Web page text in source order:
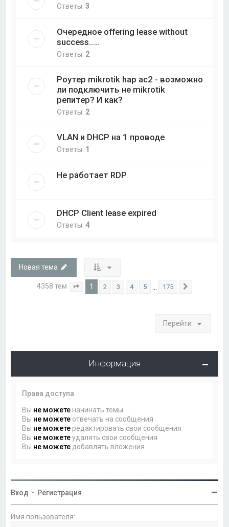
Ответы:3
Очередное offering lease without
success.....
Ответы: 2
Роутер mikrotik hap ac2 - возможно
ли подключить не mikrotik
репитер? И как?
Ответы: 2
VLAN и DHCP на 1 проводе
Ответы: 1
Не работает RDP
DHCP Client lease expired
Ответы:4
Новая тема
4358 тем Страница из 175
1 2 3 4 5 175
Перейти
Информация
Права доступа
Вы не можете начинать темы
Вы не можете отвечать на сообщения
Вы не можете редактировать свои сообщения
Вы не можетеудалять свои сообщения
Вы не можете добавлять вложения
Вход • Регистрация
Имя пользователя: